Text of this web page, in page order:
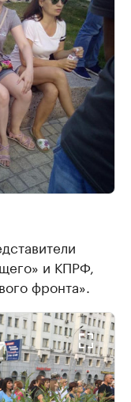
и КПРФ,
фронта».